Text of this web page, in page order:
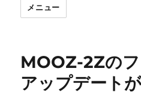
メニュー
MOOZ-2Zの
アップデート